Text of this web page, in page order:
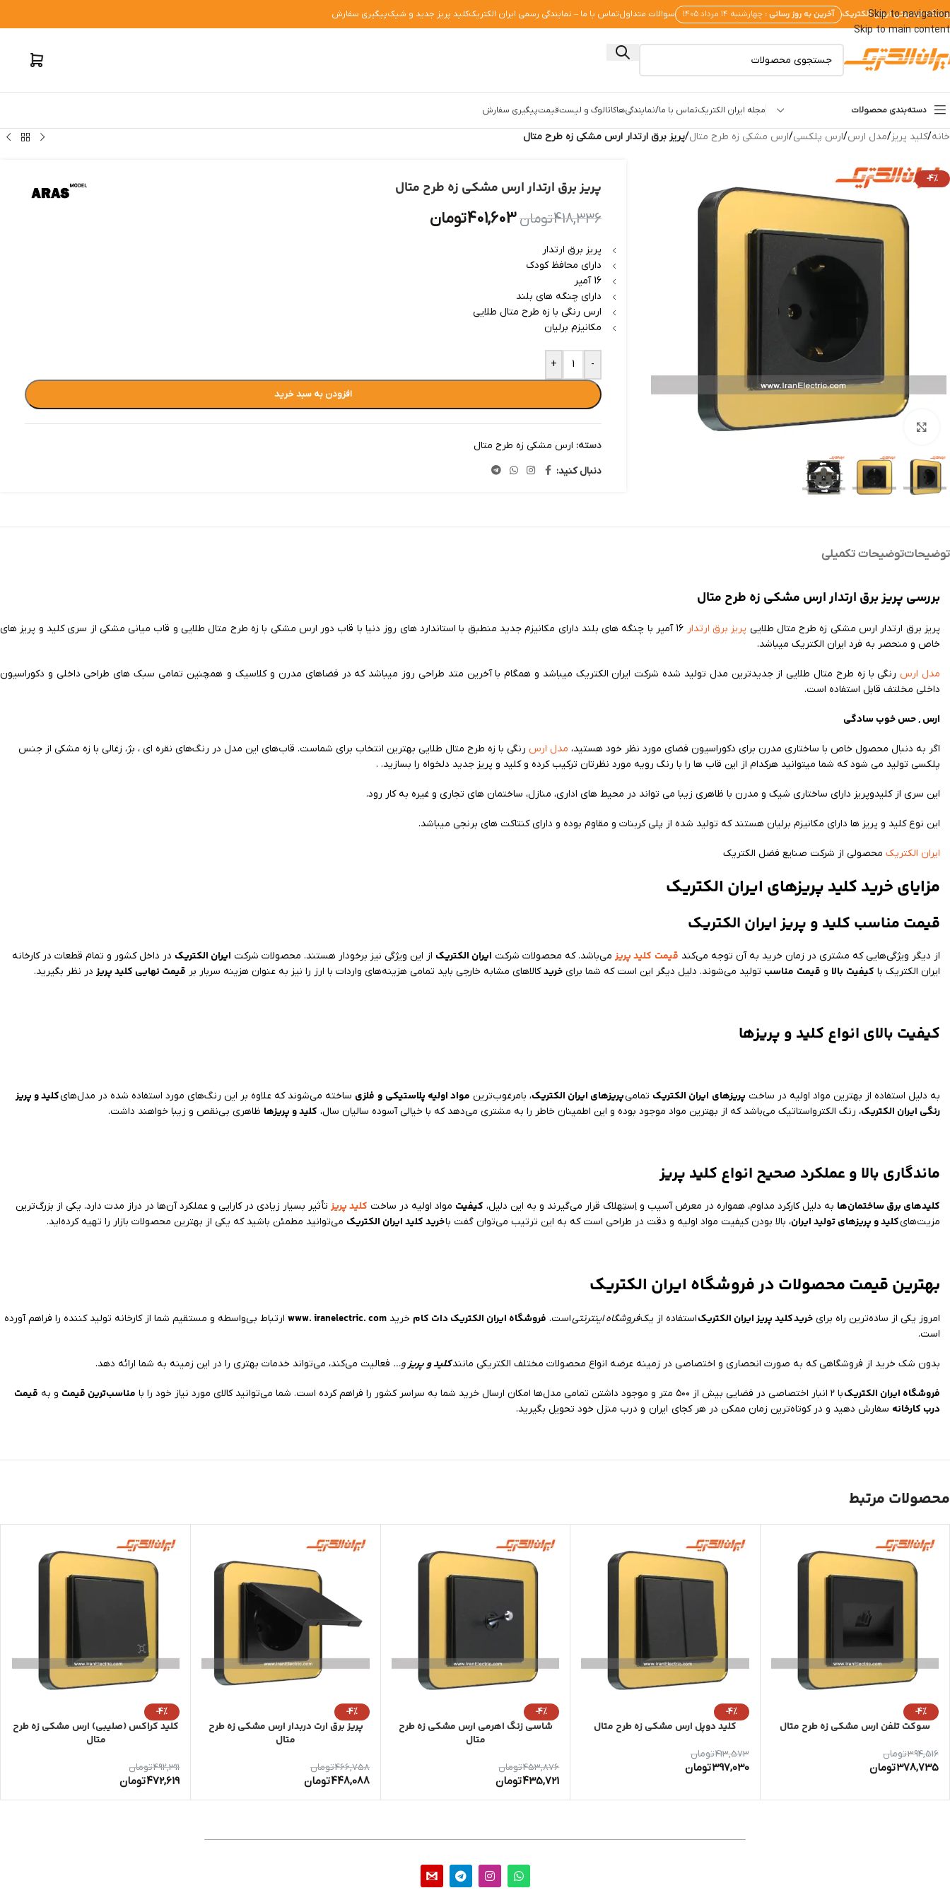
Skip to navigation
Skip to main content
اینترنتی ایران الکتریک آخرین به روز رسانی : چهارشنبه ۱۴ مرداد ۱۴۰۵ سوالات متداولتماس با ما – نمایندگی رسمی ایران الکتریککلید پریز جدید و شیکپیگیری سفارش
دسته‌بندی محصولات مجله ایران الکتریکتماس با ما/نمایندگی‌هاکاتالوگ و لیست‌قیمتپیگیری سفارش
خانه/کلید پریز/مدل ارس/ارس پلکسی/ارس مشکی زه طرح متال/پریز برق ارتدار ارس مشکی زه طرح متال
-4% پریز برق ارتدار ارس مشکی زه طرح متال
418,336تومان401,603تومان
پریز برق ارتدار
دارای محافظ کودک
16 آمپر
دارای چنگه های بلند
ارس رنگی با زه طرح متال طلایی
مکانیزم برلیان
-
+
افزودن به سبد خرید
دسته: ارس مشکی زه طرح متال
دنبال کنید:
توضیحاتتوضیحات تکمیلی
بررسی پریز برق ارتدار ارس مشکی زه طرح متال
پریز برق ارتدار ارس مشکی زه طرح متال طلایی پریز برق ارتدار
16 آمپر با چنگه های بلند دارای مکانیزم جدید منطبق با استاندارد های روز دنیا با قاب دور ارس مشکی با زه طرح متال طلایی و قاب میانی مشکی از سری کلید و پریز های
خاص و منحصر به فرد ایران الکتریک میباشد.
مدل ارس رنگی با زه طرح متال طلایی از جدیدترین مدل تولید شده شرکت ایران الکتریک میباشد و همگام با آخرین متد طراحی روز میباشد که در فضاهای مدرن و کلاسیک و همچنین تمامی سبک های طراحی داخلی و دکوراسیون
داخلی مخلتف قابل استفاده است.
ارس , حس خوب سادگی
اگر به دنبال محصول خاص با ساختاری مدرن برای دکوراسیون فضای مورد نظر خود هستید، مدل‌ ارس رنگی با زه طرح متال طلایی بهترین انتخاب برای شماست. قاب‌های این مدل در رنگ‌های نقره ای ، بژ، زغالی با زه مشکی از جنس
پلکسی تولید می شود که شما میتوانید هرکدام از این قاب ها را با رنگ رویه مورد نظرتان ترکیب کرده و کلید و پریز جدید دلخواه را بسازید. .
این سری از کلیدوپریز دارای ساختاری شیک و مدرن با ظاهری زیبا می تواند در محیط های اداری، منازل، ساختمان های تجاری و غیره به کار رود.
این نوع کلید و پریز ها دارای مکانیزم برلیان هستند که تولید شده از پلی کربنات و مقاوم بوده و دارای کنتاکت های برنجی میباشد.
ایران الکتریک محصولی از شرکت صنایع فضل الکتریک
مزایای خرید کلید پریزهای ایران الکتریک
قیمت مناسب کلید و پریز ایران الکتریک
از دیگر ویژگی‌هایی که مشتری در زمان خرید به آن توجه می‌کند قیمت کلید پریز می‌باشد. که محصولات شرکت ایران الکتریک از این ویژگی نیز برخودار هستند. محصولات شرکت ایران الکتریک در داخل کشور و تمام قطعات در کارخانه
ایران الکتریک با کیفیت بالا و قیمت مناسب تولید می‌شوند. دلیل دیگر این است که شما برای خریدکالاهای مشابه خارجی باید تمامی هزینه‌های واردات با ارز را نیز به عنوان هزینه سربار بر قیمت نهایی کلید پریز در نظر بگیرید.
کیفیت بالای انواع کلید و پریزها
به دلیل استفاده از بهترین مواد اولیه در ساخت پریزهای ایران الکتریک تمامیپریزهای ایران الکتریک، بامرغوب‌ترین مواد اولیه پلاستیکی و فلزی ساخته می‌شوند که علاوه بر این رنگ‌های مورد استفاده شده در مدل‌هایکلید و پریز
رنگی ایران الکتریک، رنگ الکترواستاتیک می‌باشد که از بهترین مواد موجود بوده و این اطمینان خاطر را به مشتری می‌دهد که با خیالی آسوده سالیان سال، کلید و پریزها ظاهری بی‌نقص و زیبا خواهند داشت.
ماندگاری بالا و عملکرد صحیح انواع کلید پریز
کلیدهای برق ساختمان‌ها به دلیل کارکرد مداوم، همواره در معرض آسیب و اِستِهلاک قرار می‌گیرند و به این دلیل، کیفیت مواد اولیه در ساخت کلید پریز تأثیر بسیار زیادی در کارایی و عملکرد آن‌ها در دراز مدت دارد. یکی از بزرگ‌ترین
مزیت‌هایکلید و پریزهای تولید ایران، بالا بودن کیفیت مواد اولیه و دقت در طراحی است که به این ترتیب می‌توان گفت باخرید کلید ایران الکتریک می‌توانید مطمئن باشید که یکی از بهترین محصولات بازار را تهیه کرده‌اید.
بهترین قیمت محصولات در فروشگاه ایران الکتریک
امروز یکی از ساده‌ترین راه برای خریدکلید پریز ایران الکتریکاستفاده از یکفروشگاه اینترنتیاست. فروشگاه ایران الکتریک دات کام خرید www. iranelectric. com ارتباط بی‌واسطه و مستقیم شما از کارخانه تولید کننده را فراهم آورده
است.
بدون شک خرید از فروشگاهی که به صورت انحصاری و اختصاصی در زمینه عرضه انواع محصولات مختلف الکتریکی مانندکلید و پریزو… فعالیت می‌کند، می‌تواند خدمات بهتری را در این زمینه به شما ارائه دهد.
فروشگاه ایران الکتریکبا ۲ انبار اختصاصی در فضایی بیش از ۵۰۰ متر و موجود داشتن تمامی مدل‌ها امکان ارسال خرید شما به سراسر کشور را فراهم کرده است. شما می‌توانید کالای مورد نیاز خود را با مناسب‌ترین قیمت و به قیمت
درب کارخانه سفارش دهید و در کوتاه‌ترین زمان ممکن در هر کجای ایران و درب منزل خود تحویل بگیرید.
محصولات مرتبط
-4%
سوکت تلفن ارس مشکی زه طرح متال
394,516تومان
378,735تومان
-4%
کلید دوپل ارس مشکی زه طرح متال
413,573تومان
397,030تومان
-4%
شاسی زنگ اهرمی ارس مشکی زه طرح
متال
453,876تومان
435,721تومان
-4%
پریز برق ارت دربدار ارس مشکی زه طرح
متال
466,758تومان
448,088تومان
-4%
کلید کراکس (صلیبی) ارس مشکی زه طرح
متال
492,311تومان
472,619تومان